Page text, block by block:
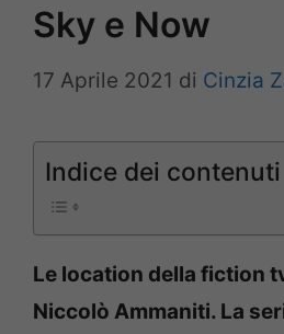
Sky e Now
17 Aprile 2021 di Cinzia
Indice dei contenuti
Le location della fiction tv
Niccolò Ammaniti. La